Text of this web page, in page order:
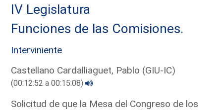
IV Legislatura
Funciones de las Comisiones.
Interviniente
Castellano Cardalliaguet, Pablo (GIU-IC)
(00:12:52 a 00:15:08)
Solicitud de que la Mesa del Congreso de los